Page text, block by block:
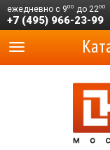
ежедневно с 900 до 2200
+7 (495) 966-23-99